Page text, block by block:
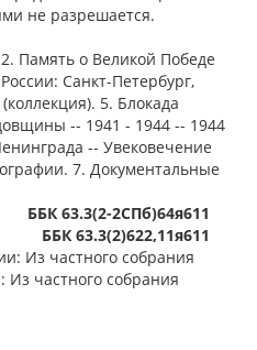
не разрешается.
Память о Великой Победе
Санкт-Петербург,
5. Блокада
-- 1941 - 1944 -- 1944
-- Увековечение
7. Документальные
ББК 63.3(2-2СПб)64я611
ББК 63.3(2)622,11я611
Из частного собрания
частного собрания